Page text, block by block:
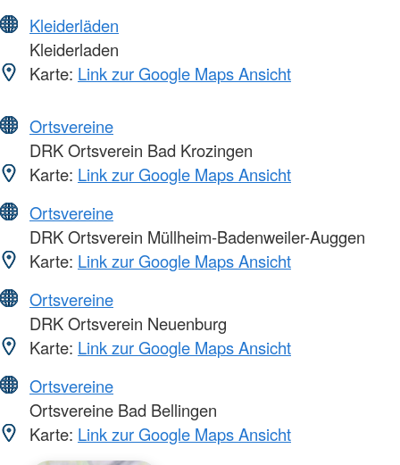
Kleiderläden
Kleiderladen
Karte: Link zur Google Maps Ansicht
Ortsvereine
DRK Ortsverein Bad Krozingen
Karte: Link zur Google Maps Ansicht
Ortsvereine
DRK Ortsverein Müllheim-Badenweiler-Auggen
Karte: Link zur Google Maps Ansicht
Ortsvereine
DRK Ortsverein Neuenburg
Karte: Link zur Google Maps Ansicht
Ortsvereine
Ortsvereine Bad Bellingen
Karte: Link zur Google Maps Ansicht